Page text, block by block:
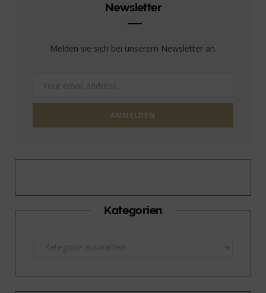
Newsletter
Melden sie sich bei unserem Newsletter an.
Kategorien